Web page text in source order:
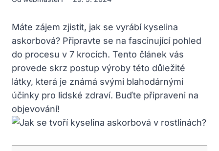
Máte zájem zjistit, jak se vyrábí kyselina
askorbová? Připravte se na fascinující pohled
do procesu v 7 krocích. Tento článek vás
provede skrz postup výroby této důležité
látky, která je známá svými blahodárnými
účinky pro lidské zdraví. Buďte připraveni na
objevování!